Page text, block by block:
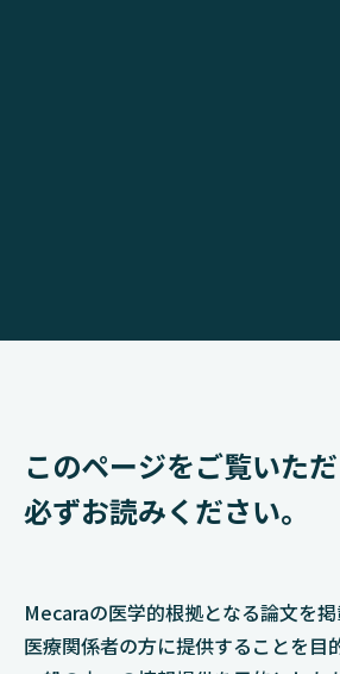
このページをご覧いた
必ずお読みください。
Mecaraの医学的根拠となる論文を掲
医療関係者の方に提供することを目